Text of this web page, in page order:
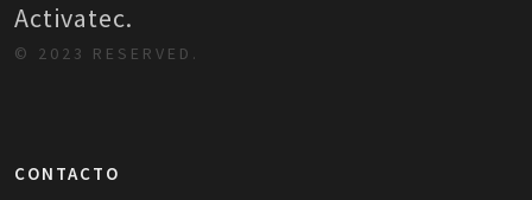
Activatec.
© 2023 RESERVED.
CONTACTO